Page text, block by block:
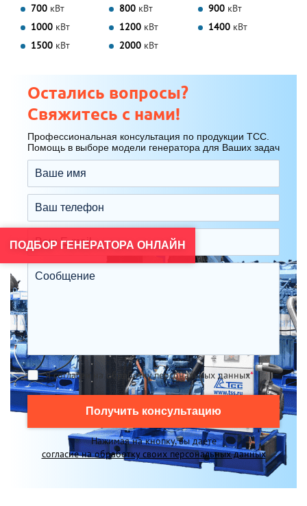
700 кВт 800 кВт 900 кВт
1000 кВт 1200 кВт 1400 кВт
1500 кВт 2000 кВт
Остались вопросы?
Свяжитесь с нами!
Профессиональная консультация по продукции ТСС.
Помощь в выборе модели генератора для Ваших задач
Я согласен на обработку персональных данных*
Получить консультацию
Нажимая на кнопку, вы даете
согласие на обработку своих персональных данных
ПОДБОР ГЕНЕРАТОРА ОНЛАЙН